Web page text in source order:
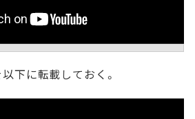
下に転載しておく。